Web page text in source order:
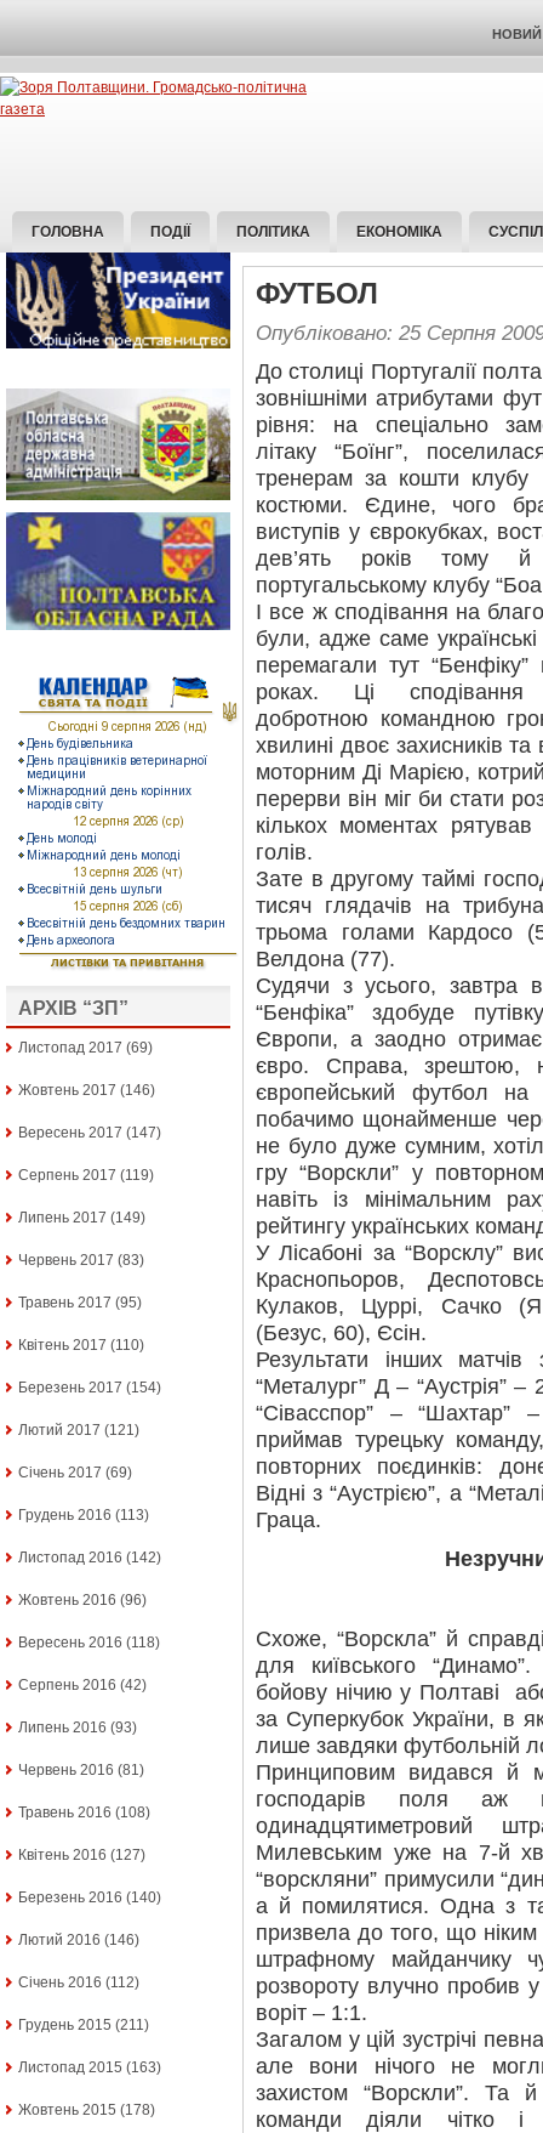
НОВИЙ
ГОЛОВНА ПОДІЇ ПОЛІТИКА ЕКОНОМІКА
АРХІВ “ЗП”
Листопад 2017 (69)
Жовтень 2017 (146)
Вересень 2017 (147)
Серпень 2017 (119)
Липень 2017 (149)
Червень 2017 (83)
Травень 2017 (95)
Квітень 2017 (110)
Березень 2017 (154)
Лютий 2017 (121)
Січень 2017 (69)
Грудень 2016 (113)
Листопад 2016 (142)
Жовтень 2016 (96)
Вересень 2016 (118)
Серпень 2016 (42)
Липень 2016 (93)
Червень 2016 (81)
Травень 2016 (108)
Квітень 2016 (127)
Березень 2016 (140)
Лютий 2016 (146)
Січень 2016 (112)
Грудень 2015 (211)
Листопад 2015 (163)
Жовтень 2015 (178)
ФУТБОЛ
Опубліковано: 25 Серпня
До столиці Португалії
зовнішніми атрибутами
рівня: на спеціально
літаку “Боїнг”,
тренерам за кошти клубу
костюми. Єдине, чого
виступів у єврокубках,
дев’ять років тому
португальському клубу
І все ж сподівання на
були, адже саме
перемагали тут
роках. Ці сподівання
добротною командною
хвилині двоє захисників
моторним Ді Марією,
перерви він міг би стати
кількох моментах
голів.
Зате в другому таймі
тисяч глядачів на
трьома голами Кардосо
Велдона (77).
Судячи з усього, завтра
“Бенфіка” здобуде
Європи, а заодно
євро. Справа,
європейський футбол на
побачимо щонайменше
не було дуже сумним,
гру “Ворскли” у
навіть із мінімальним
рейтингу українських
У Лісабоні за “Ворсклу”
Краснопьоров,
Кулаков, Цуррі, Сачко
(Безус, 60), Єсін.
Результати інших матчів
“Металург” Д – “Аустрія”
“Сівасспор” –
приймав турецьку
повторних поєдинків:
Відні з “Аустрією”, а
Граца.
Схоже, “Ворскла” й
для київського
бойову нічию у Полтаві
за Суперкубок України, в
лише завдяки футбольній
Принциповим видався й
господарів поля аж
одинадцятиметровий
Милевським уже на 7-й
“ворскляни” примусили
а й помилятися. Одна з
призвела до того, що
штрафному майданчику
розвороту влучно пробив
воріт – 1:1.
Загалом у цій зустрічі
але вони нічого не
захистом “Ворскли”. Та й
команди діяли чітко